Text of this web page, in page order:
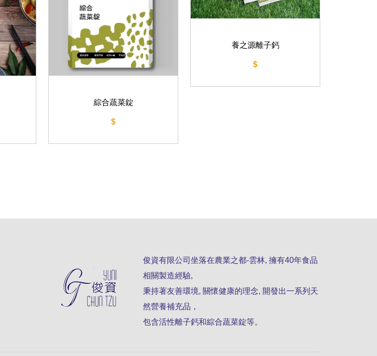
綜合蔬菜錠
$
養之源離子鈣
$
俊資有限公司坐落在農業之都-雲林, 擁有40年食品
相關製造經驗,
秉持著友善環境, 關懷健康的理念, 開發出一系列天
然營養補充品，
包含活性離子鈣和綜合蔬菜錠等。